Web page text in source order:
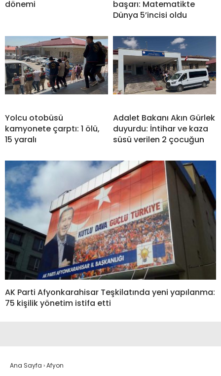
dönemi
başarı: Matematikte
Dünya 5’incisi oldu
Yolcu otobüsü
kamyonete çarptı: 1 ölü,
15 yaralı
Adalet Bakanı Akın Gürlek
duyurdu: İntihar ve kaza
süsü verilen 2 çocuğun
AK Parti Afyonkarahisar Teşkilatında yeni yapılanma:
75 kişilik yönetim istifa etti
Ana Sayfa ›Afyon